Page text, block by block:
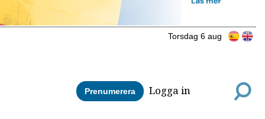
Torsdag 6 aug
Prenumerera Logga in